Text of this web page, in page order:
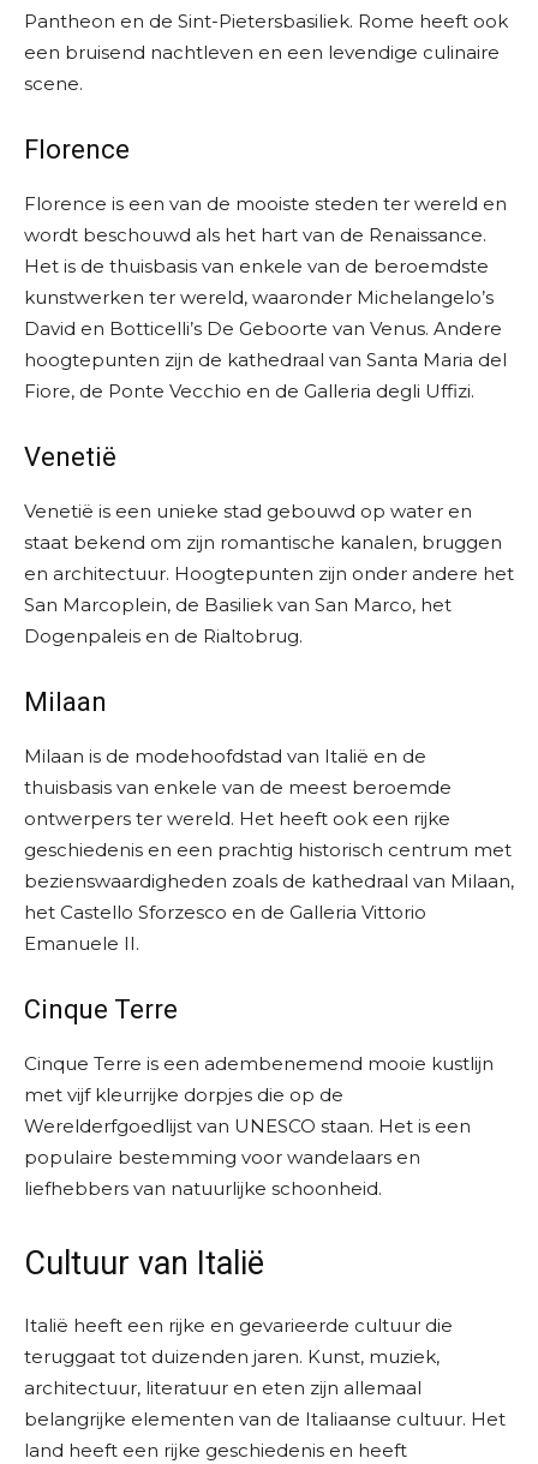
Pantheon en de Sint-Pietersbasiliek. Rome heeft ook
een bruisend nachtleven en een levendige culinaire
scene.
Florence
Florence is een van de mooiste steden ter wereld en
wordt beschouwd als het hart van de Renaissance.
Het is de thuisbasis van enkele van de beroemdste
kunstwerken ter wereld, waaronder Michelangelo’s
David en Botticelli’s De Geboorte van Venus. Andere
hoogtepunten zijn de kathedraal van Santa Maria del
Fiore, de Ponte Vecchio en de Galleria degli Uffizi.
Venetië
Venetië is een unieke stad gebouwd op water en
staat bekend om zijn romantische kanalen, bruggen
en architectuur. Hoogtepunten zijn onder andere het
San Marcoplein, de Basiliek van San Marco, het
Dogenpaleis en de Rialtobrug.
Milaan
Milaan is de modehoofdstad van Italië en de
thuisbasis van enkele van de meest beroemde
ontwerpers ter wereld. Het heeft ook een rijke
geschiedenis en een prachtig historisch centrum met
bezienswaardigheden zoals de kathedraal van Milaan,
het Castello Sforzesco en de Galleria Vittorio
Emanuele II.
Cinque Terre
Cinque Terre is een adembenemend mooie kustlijn
met vijf kleurrijke dorpjes die op de
Werelderfgoedlijst van UNESCO staan. Het is een
populaire bestemming voor wandelaars en
liefhebbers van natuurlijke schoonheid.
Cultuur van Italië
Italië heeft een rijke en gevarieerde cultuur die
teruggaat tot duizenden jaren. Kunst, muziek,
architectuur, literatuur en eten zijn allemaal
belangrijke elementen van de Italiaanse cultuur. Het
land heeft een rijke geschiedenis en heeft